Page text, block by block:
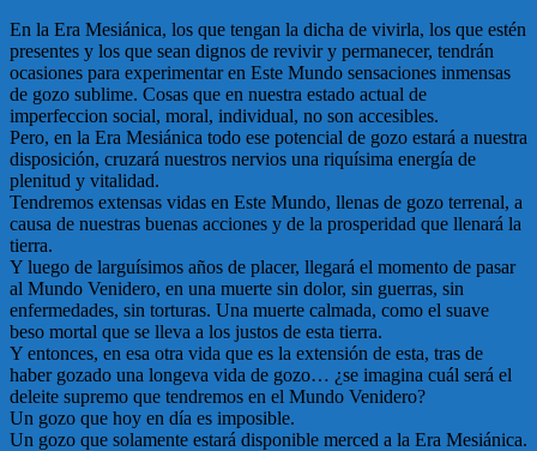
En la Era Mesiánica, los que tengan la dicha de vivirla, los que estén
presentes y los que sean dignos de revivir y permanecer, tendrán
ocasiones para experimentar en Este Mundo sensaciones inmensas
de gozo sublime. Cosas que en nuestra estado actual de
imperfeccion social, moral, individual, no son accesibles.
Pero, en la Era Mesiánica todo ese potencial de gozo estará a nuestra
disposición, cruzará nuestros nervios una riquí­­sima energí­­a de
plenitud y vitalidad.
Tendremos extensas vidas en Este Mundo, llenas de gozo terrenal, a
causa de nuestras buenas acciones y de la prosperidad que llenará la
tierra.
Y luego de larguí­­simos años de placer, llegará el momento de pasar
al Mundo Venidero, en una muerte sin dolor, sin guerras, sin
enfermedades, sin torturas. Una muerte calmada, como el suave
beso mortal que se lleva a los justos de esta tierra.
Y entonces, en esa otra vida que es la extensión de esta, tras de
haber gozado una longeva vida de gozo… ¿se imagina cuál será el
deleite supremo que tendremos en el Mundo Venidero?
Un gozo que hoy en dí­­a es imposible.
Un gozo que solamente estará disponible merced a la Era Mesiánica.